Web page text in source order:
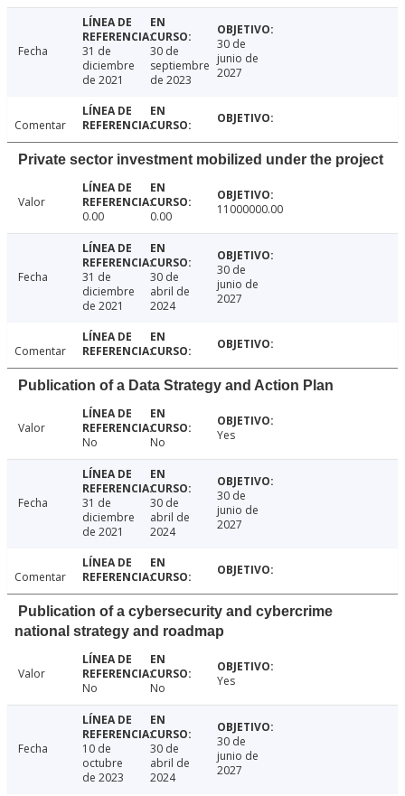
Fecha
31 de
diciembre
de 2021
30 de
septiembre
de 2023
30 de
junio de
2027
Comentar
Private sector investment mobilized under the project
Valor
0.00
0.00 11000000.00
Fecha
31 de
diciembre
de 2021
30 de
abril de
2024
30 de
junio de
2027
Comentar
Publication of a Data Strategy and Action Plan
Valor
No
No Yes
Fecha
31 de
diciembre
de 2021
30 de
abril de
2024
30 de
junio de
2027
Comentar
Publication of a cybersecurity and cybercrime
national strategy and roadmap
Valor
No
No Yes
Fecha
10 de
octubre
de 2023
30 de
abril de
2024
30 de
junio de
2027